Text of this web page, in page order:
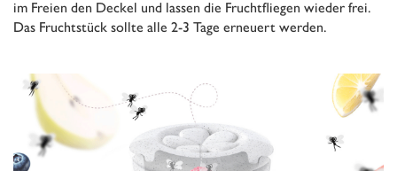
im Freien den Deckel und lassen die Fruchtfliegen wieder frei.
Das Fruchtstück sollte alle 2-3 Tage erneuert werden.